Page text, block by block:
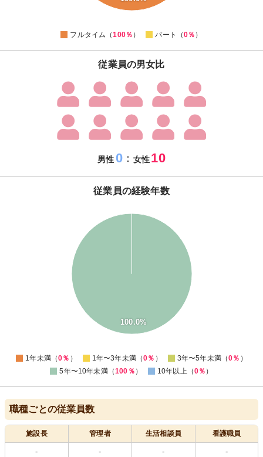
フルタイム（100％ ） パート（0％ ）
従業員の男女比
男性 0： 女性10
従業員の経験年数
100.0%
1年未満（0％ ） 1年〜3年未満（0％ ） 3年〜5年未満（0％ ）
5年〜10年未満（100％ ） 10年以上（0％ ）
職種ごとの従業員数
施設長 管理者 生活相談員 看護職員
- - - -